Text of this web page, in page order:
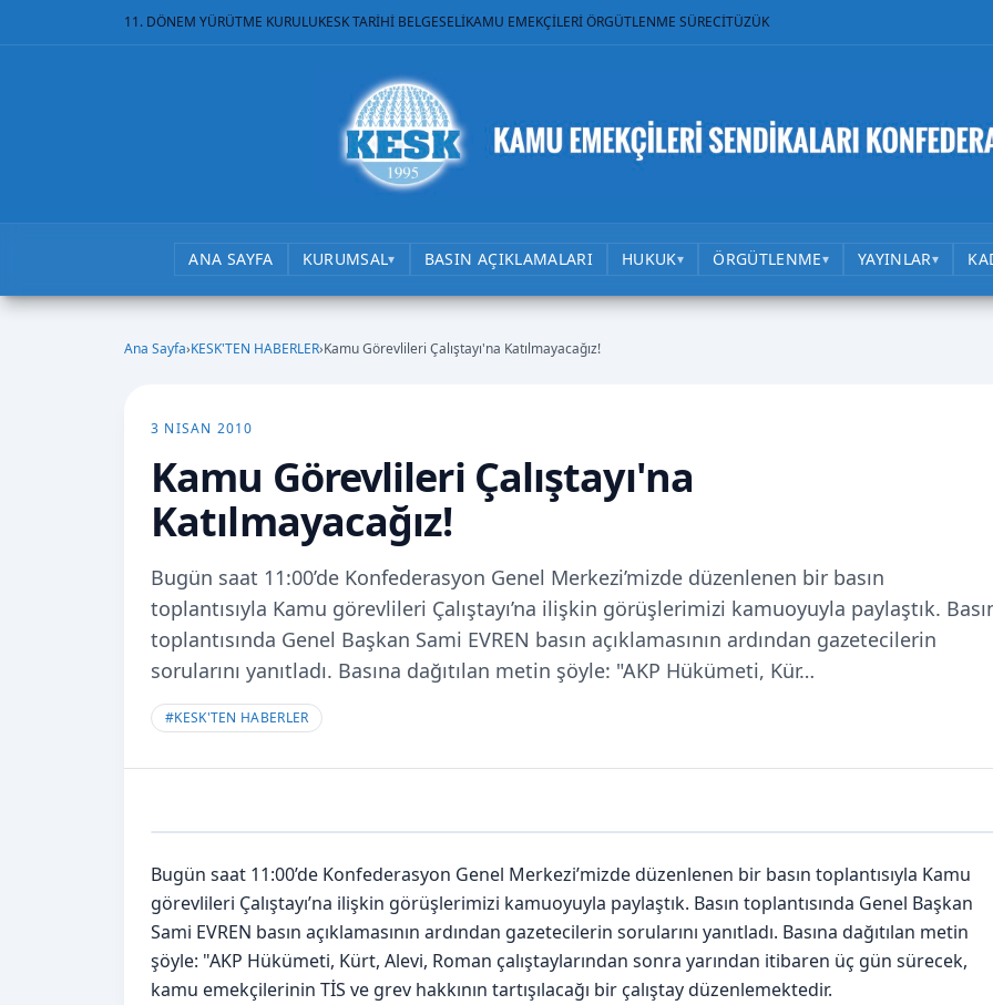
11. DÖNEM YÜRÜTME KURULUKESK TARİHİ BELGESELİKAMU EMEKÇİLERİ ÖRGÜTLENME SÜRECİTÜZÜK
ANA SAYFA KURUMSAL▾ BASIN AÇIKLAMALARI HUKUK▾ ÖRGÜTLENME▾ YAYINLAR▾
Ana Sayfa›KESK'TEN HABERLER›Kamu Görevlileri Çalıştayı'na Katılmayacağız!
3 NISAN 2010
Kamu Görevlileri Çalıştayı'na
Katılmayacağız!
Bugün saat 11:00’de Konfederasyon Genel Merkezi’mizde düzenlenen bir basın
toplantısıyla Kamu görevlileri Çalıştayı’na ilişkin görüşlerimizi kamuoyuyla paylaştık.
toplantısında Genel Başkan Sami EVREN basın açıklamasının ardından gazetecilerin
sorularını yanıtladı. Basına dağıtılan metin şöyle: "AKP Hükümeti, Kür…
#KESK'TEN HABERLER
Bugün saat 11:00’de Konfederasyon Genel Merkezi’mizde düzenlenen bir basın toplantısıyla Kamu
görevlileri Çalıştayı’na ilişkin görüşlerimizi kamuoyuyla paylaştık. Basın toplantısında Genel Başkan
Sami EVREN basın açıklamasının ardından gazetecilerin sorularını yanıtladı. Basına dağıtılan metin
şöyle: "AKP Hükümeti, Kürt, Alevi, Roman çalıştaylarından sonra yarından itibaren üç gün sürecek,
kamu emekçilerinin TİS ve grev hakkının tartışılacağı bir çalıştay düzenlemektedir.